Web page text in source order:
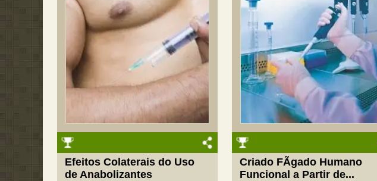
Efeitos Colaterais do Uso
de Anabolizantes
Criado FÃ­gado Humano
Funcional a Partir de...